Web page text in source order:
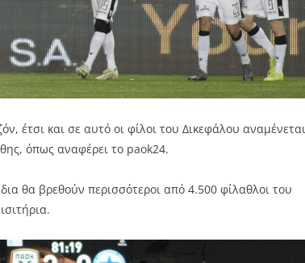
έτσι και σε αυτό οι φίλοι του Δικεφάλου αναμένεται
όπως αναφέρει το paok24.
θα βρεθούν περισσότεροι από 4.500 φίλαθλοι του